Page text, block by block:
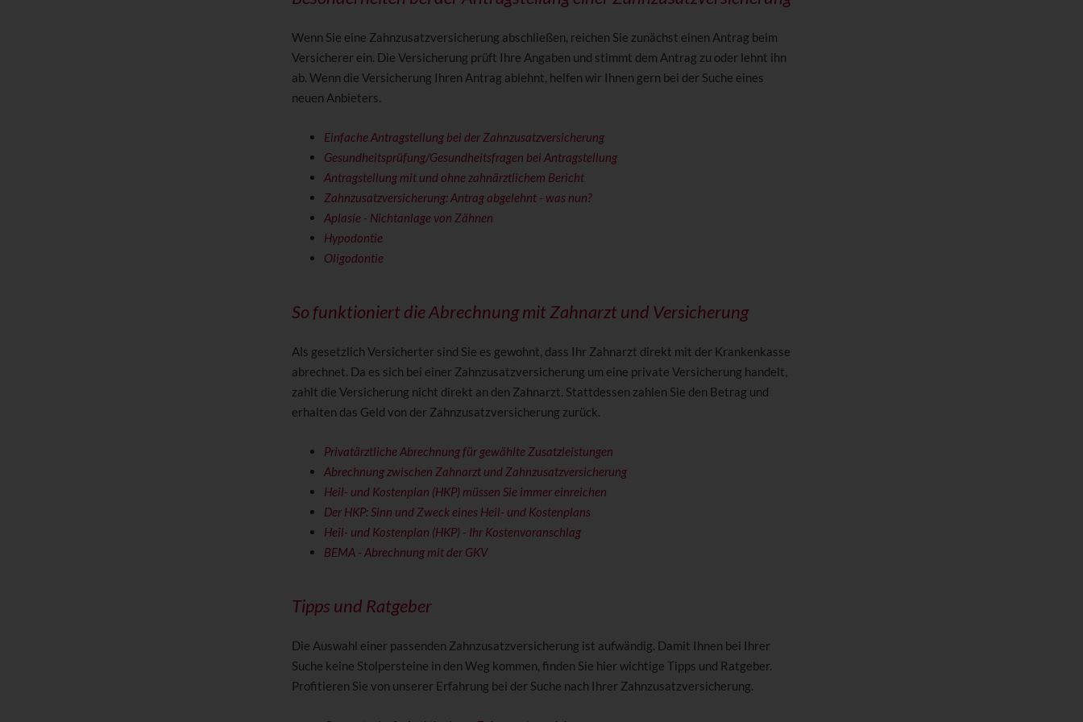
Wenn Sie eine Zahnzusatzversicherung abschließen, reichen Sie zunächst einen Antrag beim
Versicherer ein. Die Versicherung prüft Ihre Angaben und stimmt dem Antrag zu oder lehnt ihn
ab. Wenn die Versicherung Ihren Antrag ablehnt, helfen wir Ihnen gern bei der Suche eines
neuen Anbieters.
Einfache Antragstellung bei der Zahnzusatzversicherung
Gesundheitsprüfung/Gesundheitsfragen bei Antragstellung
Antragstellung mit und ohne zahnärztlichem Bericht
Zahnzusatzversicherung: Antrag abgelehnt - was nun?
Aplasie - Nichtanlage von Zähnen
Hypodontie
Oligodontie
So funktioniert die Abrechnung mit Zahnarzt und Versicherung
Als gesetzlich Versicherter sind Sie es gewohnt, dass Ihr Zahnarzt direkt mit der Krankenkasse
abrechnet. Da es sich bei einer Zahnzusatzversicherung um eine private Versicherung handelt,
zahlt die Versicherung nicht direkt an den Zahnarzt. Stattdessen zahlen Sie den Betrag und
erhalten das Geld von der Zahnzusatzversicherung zurück.
Privatärztliche Abrechnung für gewählte Zusatzleistungen
Abrechnung zwischen Zahnarzt und Zahnzusatzversicherung
Heil- und Kostenplan (HKP) müssen Sie immer einreichen
Der HKP: Sinn und Zweck eines Heil- und Kostenplans
Heil- und Kostenplan (HKP) - Ihr Kostenvoranschlag
BEMA - Abrechnung mit der GKV
Tipps und Ratgeber
Die Auswahl einer passenden Zahnzusatzversicherung ist aufwändig. Damit Ihnen bei Ihrer
Suche keine Stolpersteine in den Weg kommen, finden Sie hier wichtige Tipps und Ratgeber.
Profitieren Sie von unserer Erfahrung bei der Suche nach Ihrer Zahnzusatzversicherung.